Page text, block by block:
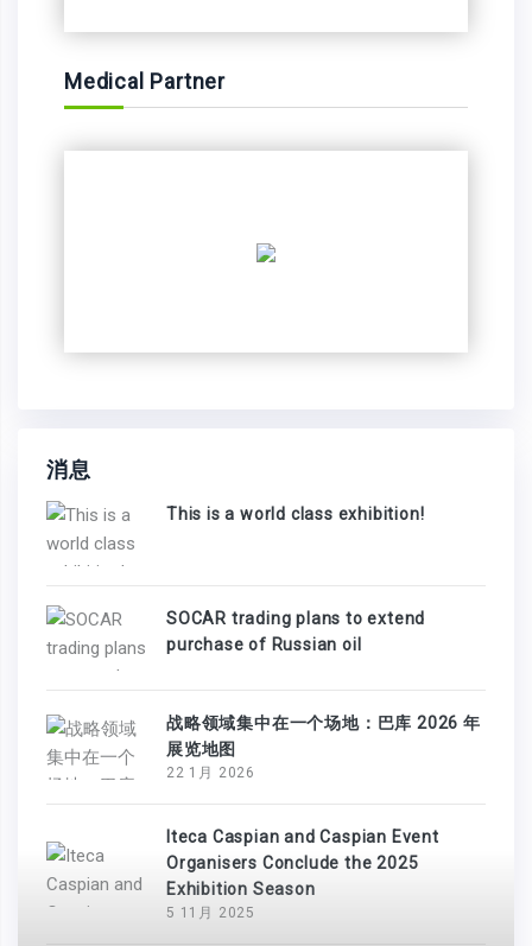
Medical Partner
消息
This is a world class exhibition!
SOCAR trading plans to extend
purchase of Russian oil
战略领域集中在一个场地：巴库 2026 年
展览地图
22 1月 2026
Iteca Caspian and Caspian Event
Organisers Conclude the 2025
Exhibition Season
5 11月 2025